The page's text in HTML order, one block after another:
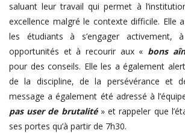
saluant leur travail qui permet à
excellence malgré le contexte difficile. Elle
les étudiants à s’engager activement,
opportunités et à recourir aux « bons
pour des conseils. Elle les a également
de la discipline, de la persévérance et
message a également été adressé à
pas user de brutalité» et rappeler que
ses portes qu’à partir de 7h30.